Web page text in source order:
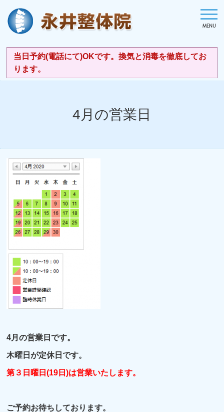
当日予約(電話にて)OKです。換気と消毒を徹底してお
ります。
4月の営業日
4月の営業日です。
木曜日が定休日です。
第３日曜日(19日)は営業いたします。
ご予約お待ちしております。